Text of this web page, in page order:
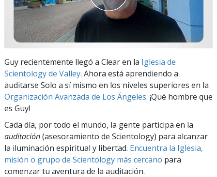
Guy recientemente llegó a Clear en la Iglesia de
Scientology de Valley. Ahora está aprendiendo a
auditarse Solo a sí mismo en los niveles superiores en la
Organización Avanzada de Los Ángeles. ¡Qué hombre que
es Guy!
Cada día, por todo el mundo, la gente participa en la
auditación(asesoramiento de Scientology) para alcanzar
la iluminación espiritual y libertad. Encuentra la Iglesia,
misión o grupo de Scientology más cercano para
comenzar tu aventura de la auditación.